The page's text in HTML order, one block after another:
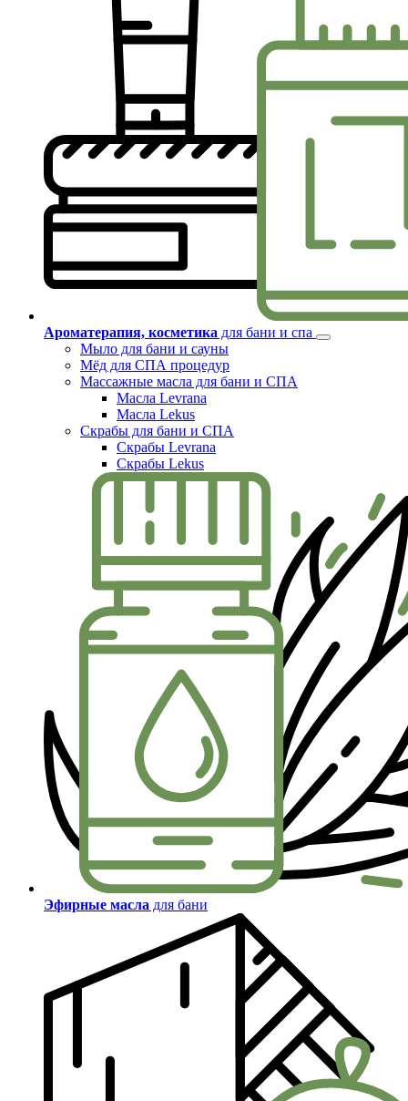
Ароматерапия, косметика для бани и спа
Мыло для бани и сауны
Мёд для СПА процедур
Массажные масла для бани и СПА
Масла Levrana
Масла Lekus
Скрабы для бани и СПА
Скрабы Levrana
Скрабы Lekus
Эфирные масла для бани